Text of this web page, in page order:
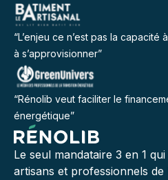
“L’enjeu ce n’est pas la capacité
à s’approvisionner”
“Rénolib veut faciliter le
énergétique”
Le seul mandataire 3 en 1
artisans et professionnels